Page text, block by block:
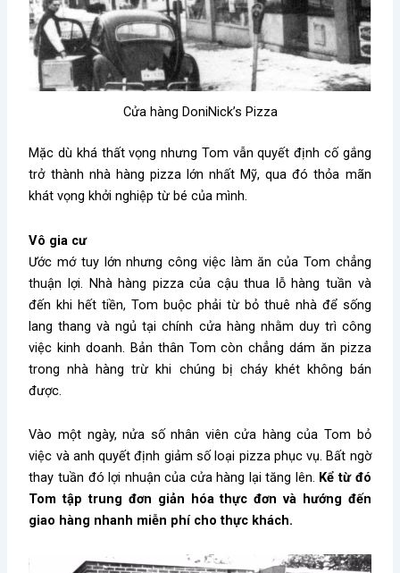
Cửa hàng DoniNick’s Pizza
Mặc dù khá thất vọng nhưng Tom vẫn quyết định cố gắng
trở thành nhà hàng pizza lớn nhất Mỹ, qua đó thỏa mãn
khát vọng khởi nghiệp từ bé của mình.
Vô gia cư
Ước mớ tuy lớn nhưng công việc làm ăn của Tom chẳng
thuận lợi. Nhà hàng pizza của cậu thua lỗ hàng tuần và
đến khi hết tiền, Tom buộc phải từ bỏ thuê nhà để sống
lang thang và ngủ tại chính cửa hàng nhằm duy trì công
việc kinh doanh. Bản thân Tom còn chẳng dám ăn pizza
trong nhà hàng trừ khi chúng bị cháy khét không bán
được.
Vào một ngày, nửa số nhân viên cửa hàng của Tom bỏ
việc và anh quyết định giảm số loại pizza phục vụ. Bất ngờ
thay tuần đó lợi nhuận của cửa hàng lại tăng lên. Kể từ đó
Tom tập trung đơn giản hóa thực đơn và hướng đến
giao hàng nhanh miễn phí cho thực khách.